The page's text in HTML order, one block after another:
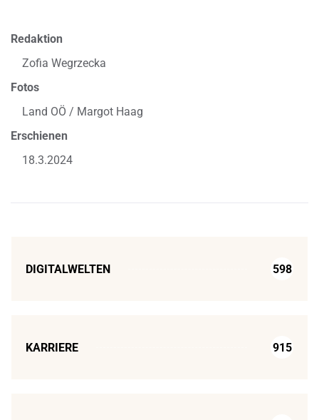
Redaktion
Zofia Wegrzecka
Fotos
Land OÖ / Margot Haag
Erschienen
18.3.2024
DIGITALWELTEN 598
KARRIERE 915